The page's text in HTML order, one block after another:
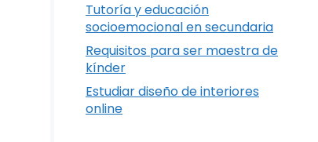
Tutoría y educación
socioemocional en secundaria
Requisitos para ser maestra de
kínder
Estudiar diseño de interiores
online